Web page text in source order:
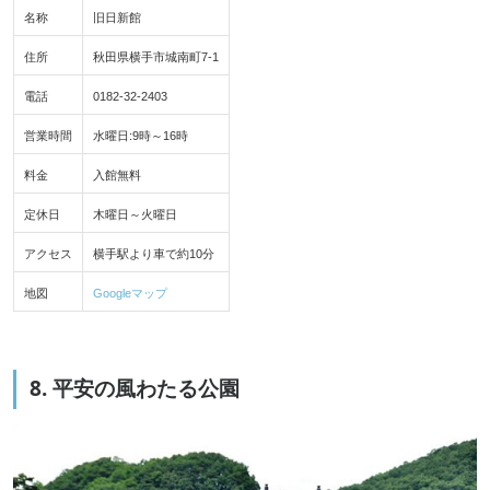
名称 旧日新館
住所 秋田県横手市城南町7-1
電話 0182-32-2403
営業時間 水曜日:9時～16時
料金 入館無料
定休日 木曜日～火曜日
アクセス 横手駅より車で約10分
地図 Googleマップ
8. 平安の風わたる公園